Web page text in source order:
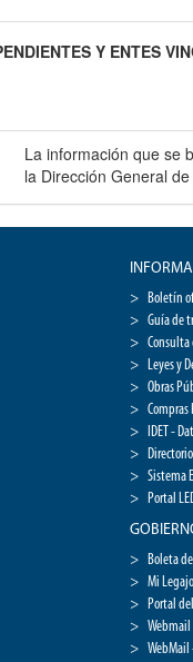
Y ENTES
La información que se
la Dirección General
Boletín
Guía de
Consulta
Leyes y
Obras
Compras
IDET -
Sistema
Portal
Boleta
Mi
Portal
Webmail
WebMail